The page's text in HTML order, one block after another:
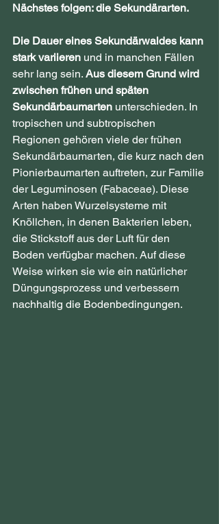
Nächstes folgen: die Sekundärarten.
Die Dauer eines Sekundärwaldes kann
stark variieren und in manchen Fällen
sehr lang sein. Aus diesem Grund wird
zwischen frühen und späten
Sekundärbaumarten unterschieden. In
tropischen und subtropischen
Regionen gehören viele der frühen
Sekundärbaumarten, die kurz nach den
Pionierbaumarten auftreten, zur Familie
der Leguminosen (Fabaceae). Diese
Arten haben Wurzelsysteme mit
Knöllchen, in denen Bakterien leben,
die Stickstoff aus der Luft für den
Boden verfügbar machen. Auf diese
Weise wirken sie wie ein natürlicher
Düngungsprozess und verbessern
nachhaltig die Bodenbedingungen.